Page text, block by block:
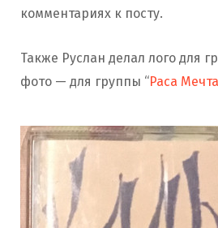
комментариях к посту.
Также Руслан делал лого для
фото — для группы “Раса